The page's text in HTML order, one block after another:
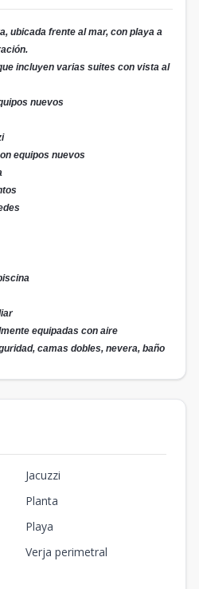
ubicada frente al mar, con playa a
incluyen varias suites con vista al
nuevos
equipos nuevos
equipadas con aire
camas dobles, nevera, baño
Jacuzzi
Planta
Playa
Verja perimetral